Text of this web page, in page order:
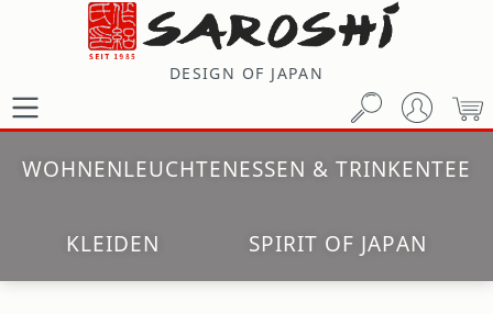
Zum Hauptinhalt springen
DESIGN OF JAPAN
WOHNENLEUCHTENESSEN & TRINKENTEE
KLEIDEN SPIRIT OF JAPAN